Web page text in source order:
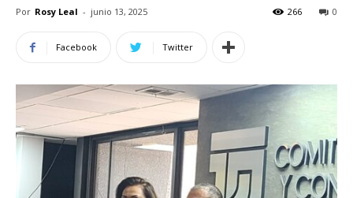
Por Rosy Leal - junio 13, 2025 0
266
Facebook Twitter